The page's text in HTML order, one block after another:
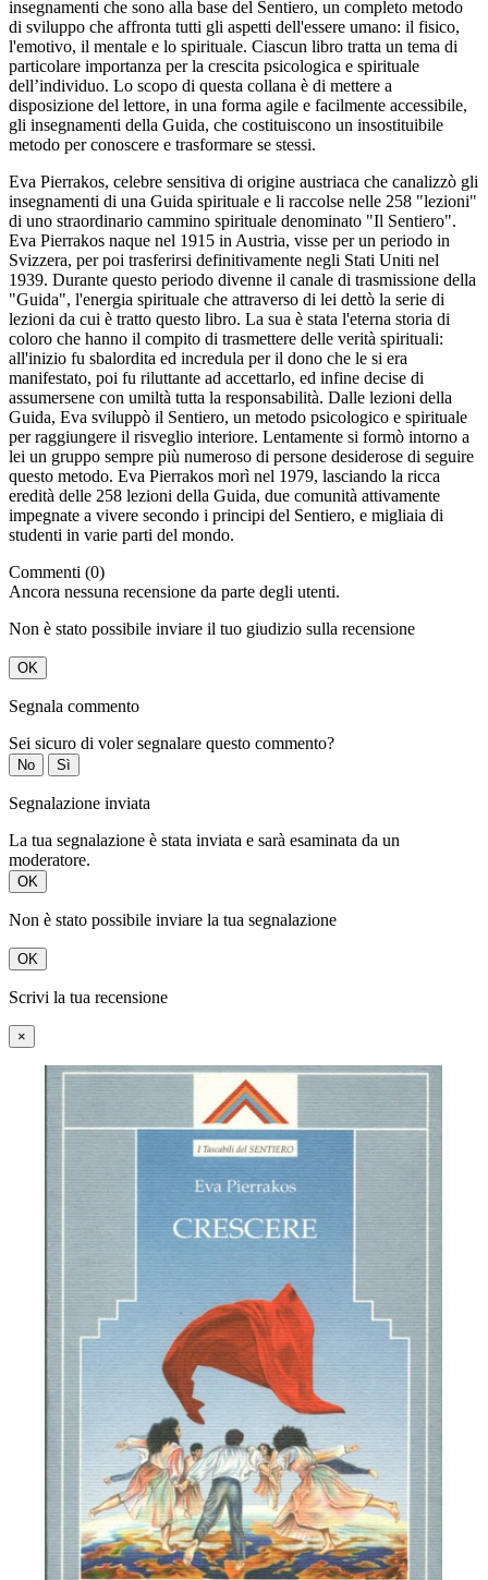
insegnamenti che sono alla base del Sentiero, un completo metodo
di sviluppo che affronta tutti gli aspetti dell'essere umano: il fisico,
l'emotivo, il mentale e lo spirituale. Ciascun libro tratta un tema di
particolare importanza per la crescita psicologica e spirituale
dell’individuo. Lo scopo di questa collana è di mettere a
disposizione del lettore, in una forma agile e facilmente accessibile,
gli insegnamenti della Guida, che costituiscono un insostituibile
metodo per conoscere e trasformare se stessi.
Eva Pierrakos, celebre sensitiva di origine austriaca che canalizzò gli
insegnamenti di una Guida spirituale e li raccolse nelle 258 "lezioni"
di uno straordinario cammino spirituale denominato "Il Sentiero".
Eva Pierrakos naque nel 1915 in Austria, visse per un periodo in
Svizzera, per poi trasferirsi definitivamente negli Stati Uniti nel
1939. Durante questo periodo divenne il canale di trasmissione della
"Guida", l'energia spirituale che attraverso di lei dettò la serie di
lezioni da cui è tratto questo libro. La sua è stata l'eterna storia di
coloro che hanno il compito di trasmettere delle verità spirituali:
all'inizio fu sbalordita ed incredula per il dono che le si era
manifestato, poi fu riluttante ad accettarlo, ed infine decise di
assumersene con umiltà tutta la responsabilità. Dalle lezioni della
Guida, Eva sviluppò il Sentiero, un metodo psicologico e spirituale
per raggiungere il risveglio interiore. Lentamente si formò intorno a
lei un gruppo sempre più numeroso di persone desiderose di seguire
questo metodo. Eva Pierrakos morì nel 1979, lasciando la ricca
eredità delle 258 lezioni della Guida, due comunità attivamente
impegnate a vivere secondo i principi del Sentiero, e migliaia di
studenti in varie parti del mondo.
Commenti (0)
Ancora nessuna recensione da parte degli utenti.
Non è stato possibile inviare il tuo giudizio sulla recensione
OK
Segnala commento
Sei sicuro di voler segnalare questo commento?
No Sì
Segnalazione inviata
La tua segnalazione è stata inviata e sarà esaminata da un
moderatore.
OK
Non è stato possibile inviare la tua segnalazione
OK
Scrivi la tua recensione
×